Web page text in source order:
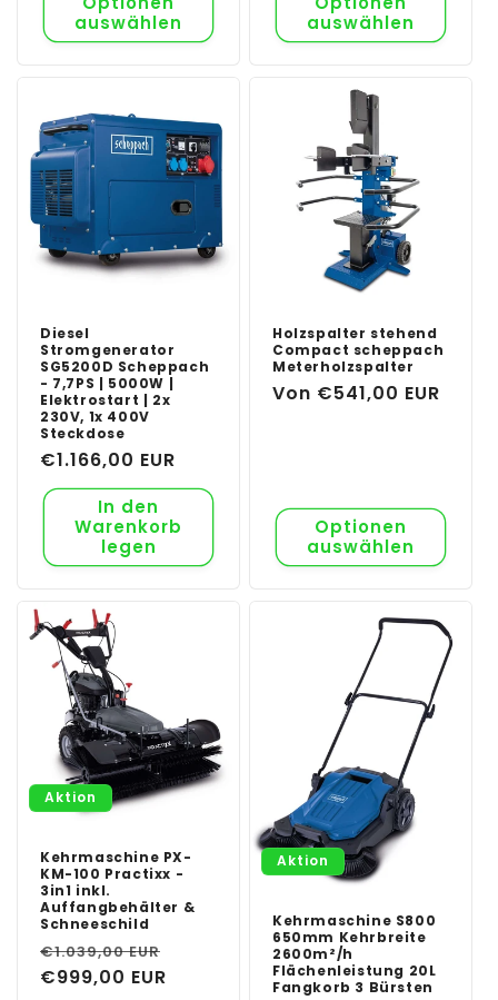
auswählen
auswählen
Diesel
Stromgenerator
SG5200D Scheppach
- 7,7PS | 5000W |
Elektrostart | 2x
230V, 1x 400V
Steckdose
Normaler
Preis
€1.166,00 EUR
In den
Warenkorb
legen
Holzspalter stehend
Compact scheppach
Meterholzspalter
Normaler
Von €541,00 EUR
Optionen
auswählen
Aktion
Kehrmaschine PX-
KM-100 Practixx -
3in1 inkl.
Auffangbehälter &
Schneeschild
Normaler
Preis
€1.039,00 EUR
Verkaufspreis
€999,00 EUR
Aktion
Kehrmaschine S800
650mm Kehrbreite
2600m²/h
Flächenleistung 20L
Fangkorb 3 Bürsten